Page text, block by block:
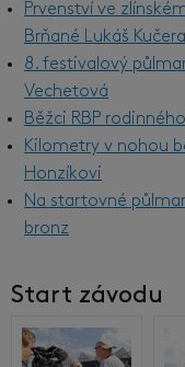
Prvenství ve
Brňané Lukáš
8. festivalový
Vechetová
Běžci RBP
Kilometry v nohou
Honzíkovi
Na startovné
bronz
Start závodu